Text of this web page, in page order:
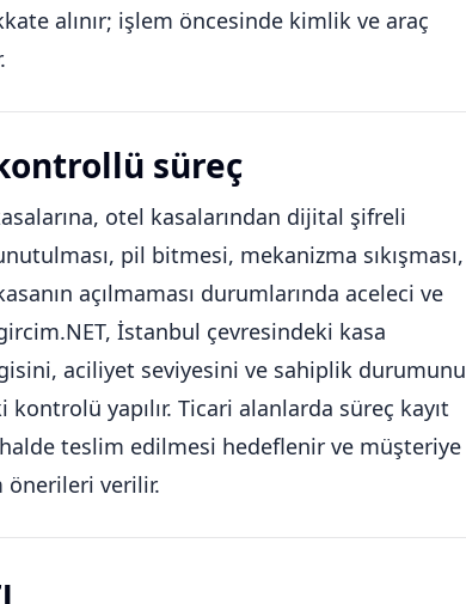
alınır; işlem öncesinde kimlik ve araç
süreç
otel kasalarından dijital şifreli
pil bitmesi, mekanizma sıkışması,
açılmaması durumlarında aceleci ve
İstanbul çevresindeki kasa
aciliyet seviyesini ve sahiplik durumunu
yapılır. Ticari alanlarda süreç kayıt
halde teslim edilmesi hedeflenir ve müşteriye
önerileri verilir.